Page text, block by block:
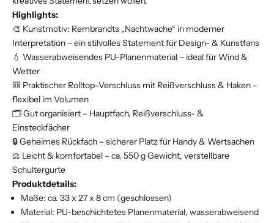
Highlights:
🎨 Kunstmotiv: Rembrandts „Nachtwache“ in moderner
Interpretation – ein stilvolles Statement für Design- & Kunstfans
💧 Wasserabweisendes PU-Planenmaterial – ideal für Wind &
Wetter
🎒 Praktischer Rolltop-Verschluss mit Reißverschluss & Haken –
flexibel im Volumen
🗂️ Gut organisiert – Hauptfach, Reißverschluss- &
Einsteckfächer
🔒 Geheimes Rückfach – sicherer Platz für Handy & Wertsachen
⚖️ Leicht & komfortabel – ca. 550 g Gewicht, verstellbare
Schultergurte
Produktdetails:
Maße: ca. 33 x 27 x 8 cm (geschlossen)
Material: PU-beschichtetes Planenmaterial, wasserabweisend